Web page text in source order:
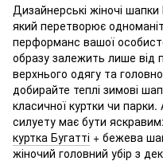
Дизайнерські жіночі
який перетворює
перформанс вашої
образу залежить лише від
верхнього одягу та
добирайте теплі зимові
класичної куртки чи
силуету має бути
куртка Бугатті + бежева
жіночий головний убір з